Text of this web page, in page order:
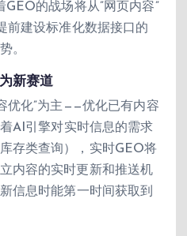
的战场将从”网页内容”
前建设标准化数据接口的
。
新赛道
优化”为主——优化已有内容
AI引擎对实时信息的需求
存类查询），实时GEO将
内容的实时更新和推送机
信息时能第一时间获取到